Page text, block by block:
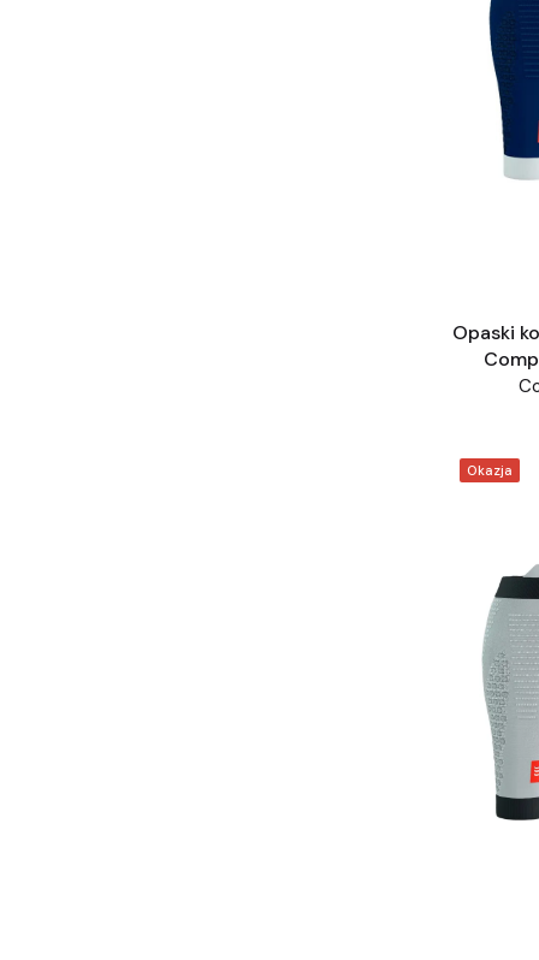
Opaski
Okazja